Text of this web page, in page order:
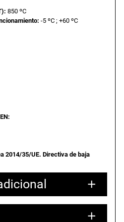
850 ºC
-5 ºC ; +60 ºC
2014/35/UE. Directiva de baja
kg